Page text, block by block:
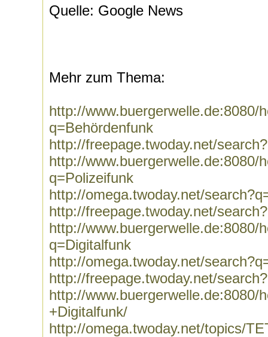
Quelle: Google News
Mehr zum Thema:
http://www.buergerwelle.de:8080/
q=Behördenfunk
http://freepage.twoday.net/
http://www.buergerwelle.de:8080/
q=Polizeifunk
http://omega.twoday.net/
http://freepage.twoday.net/
http://www.buergerwelle.de:8080/
q=Digitalfunk
http://omega.twoday.net/
http://freepage.twoday.net/
http://
+Digitalfunk/
http://omega.twoday.net/topics/